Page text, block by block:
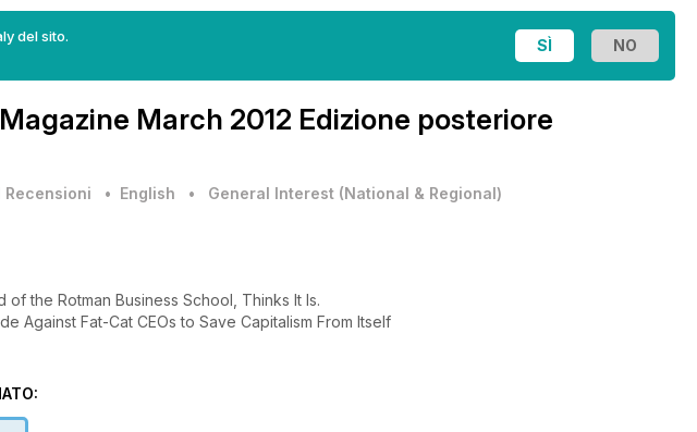
del sito.
March 2012 Edizione posteriore
Recensioni • English • General Interest (National & Regional)
of the Rotman Business School, Thinks It Is.
Against Fat-Cat CEOs to Save Capitalism From Itself